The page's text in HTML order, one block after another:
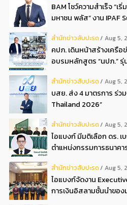
BAM โชว์ความสำเร็จ “เ
มหาชน พลัส” งาน IPAF
สํานักข่าวสับปะรด Aug 5,
คปภ. เดินหน้าสร้างเครื
อบรมหลักสูตร “นปภ.” รุ่
สํานักข่าวสับปะรด Aug 5,
บสย. ส่ง 4 มาตรการ ร่ว
Thailand 2026”
สํานักข่าวสับปะรด Aug 5,
ไอแบงก์ มีมติเลือก ดร.
ตำแหน่งกรรมการธนาค
สํานักข่าวสับปะรด Aug 5,
ไอแบงก์จัดงาน
การเงินอิสลามชั้นนำขอ